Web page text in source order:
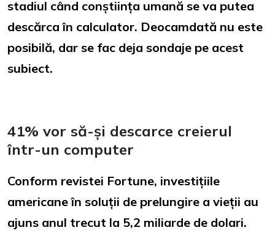
stadiul când conștiința umană se va putea
descărca în calculator. Deocamdată nu este
posibilă, dar se fac deja sondaje pe acest
subiect.
41% vor să-și descarce creierul
într-un computer
Conform revistei Fortune, investițiile
americane în soluții de prelungire a vieții au
ajuns anul trecut la 5,2 miliarde de dolari.